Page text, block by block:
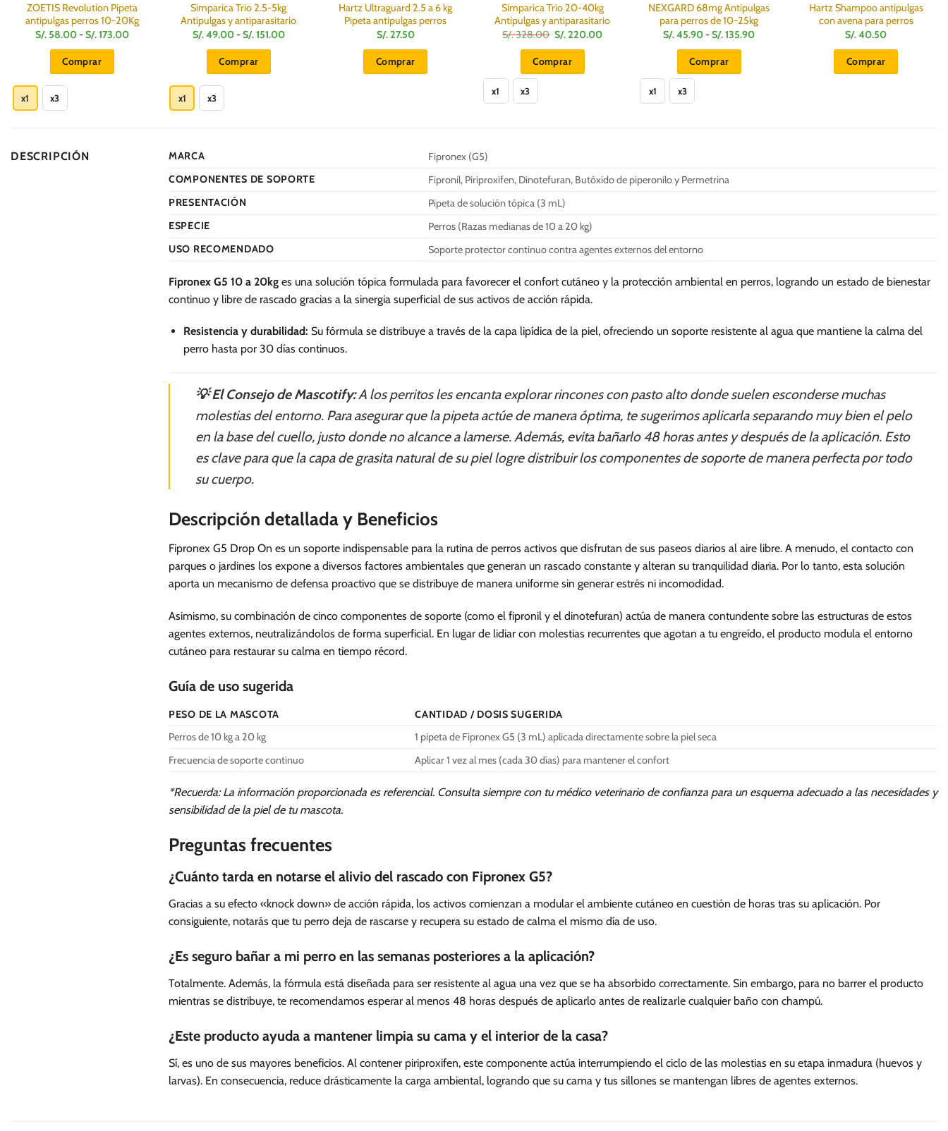
ZOETIS Revolution Pipeta
antipulgas perros 10-20Kg
S/. 58.00-S/.173.00Rango
Comprar
Las
x1 x3
Simparica Trio 2.5-5kg
Antipulgas y antiparasitario
S/.49.00-S/.151.00Rango
Comprar
opciones
en
página
producto
x1 x3
Hartz Ultraguard 2.5 a 6 kg
Pipeta antipulgas perros
S/.27.50
Comprar
Simparica Trio 20-40kg
Antipulgas y antiparasitario
S/.328.00 El
precio
original
era:
S/.
S/.220.00El
Comprar
opciones
pueden
elegir
página
producto
x1 x3
NEXGARD 68mg Antipulgas
para perros de 10-25kg
S/.45.90-S/.135.90Rango
Comprar
opciones
página
x1 x3
Hartz Shampoo antipulgas
con avena para perros
S/.40.50
Comprar
DESCRIPCIÓN MARCA
Fipronex (G5)
COMPONENTES DE SOPORTE
Fipronil, Piriproxifen, Dinotefuran, Butóxido de piperonilo y Permetrina
PRESENTACIÓN
Pipeta de solución tópica (3 mL)
ESPECIE
Perros (Razas medianas de 10 a 20 kg)
USO RECOMENDADO
Soporte protector continuo contra agentes externos del entorno
Fipronex G5 10 a 20kg es una solución tópica formulada para favorecer el confort cutáneo y la protección ambiental en perros, logrando un estado de bienestar
continuo y libre de rascado gracias a la sinergia superficial de sus activos de acción rápida.
Resistencia y durabilidad: Su fórmula se distribuye a través de la capa lipídica de la piel, ofreciendo un soporte resistente al agua que mantiene la calma del
perro hasta por 30 días continuos.
💡 El Consejo de Mascotify:A los perritos les encanta explorar rincones con pasto alto donde suelen esconderse muchas
molestias del entorno. Para asegurar que la pipeta actúe de manera óptima, te sugerimos aplicarla separando muy bien el pelo
en la base del cuello, justo donde no alcance a lamerse. Además, evita bañarlo 48 horas antes y después de la aplicación. Esto
es clave para que la capa de grasita natural de su piel logre distribuir los componentes de soporte de manera perfecta por todo
su cuerpo.
Descripción detallada y Beneficios
Fipronex G5 Drop On es un soporte indispensable para la rutina de perros activos que disfrutan de sus paseos diarios al aire libre. A menudo, el contacto con
parques o jardines los expone a diversos factores ambientales que generan un rascado constante y alteran su tranquilidad diaria. Por lo tanto, esta solución
aporta un mecanismo de defensa proactivo que se distribuye de manera uniforme sin generar estrés ni incomodidad.
Asimismo, su combinación de cinco componentes de soporte (como el fipronil y el dinotefuran) actúa de manera contundente sobre las estructuras de estos
agentes externos, neutralizándolos de forma superficial. En lugar de lidiar con molestias recurrentes que agotan a tu engreído, el producto modula el entorno
cutáneo para restaurar su calma en tiempo récord.
Guía de uso sugerida
PESO DE LA MASCOTA
CANTIDAD / DOSIS SUGERIDA
Perros de 10 kg a 20 kg
1 pipeta de Fipronex G5 (3 mL) aplicada directamente sobre la piel seca
Frecuencia de soporte continuo
Aplicar 1 vez al mes (cada 30 días) para mantener el confort
*Recuerda: La información proporcionada es referencial. Consulta siempre con tu médico veterinario de confianza para un esquema adecuado a las necesidades y
sensibilidad de la piel de tu mascota.
Preguntas frecuentes
¿Cuánto tarda en notarse el alivio del rascado con Fipronex G5?
Gracias a su efecto «knock down» de acción rápida, los activos comienzan a modular el ambiente cutáneo en cuestión de horas tras su aplicación. Por
consiguiente, notarás que tu perro deja de rascarse y recupera su estado de calma el mismo día de uso.
¿Es seguro bañar a mi perro en las semanas posteriores a la aplicación?
Totalmente. Además, la fórmula está diseñada para ser resistente al agua una vez que se ha absorbido correctamente. Sin embargo, para no barrer el producto
mientras se distribuye, te recomendamos esperar al menos 48 horas después de aplicarlo antes de realizarle cualquier baño con champú.
¿Este producto ayuda a mantener limpia su cama y el interior de la casa?
Sí, es uno de sus mayores beneficios. Al contener piriproxifen, este componente actúa interrumpiendo el ciclo de las molestias en su etapa inmadura (huevos y
larvas). En consecuencia, reduce drásticamente la carga ambiental, logrando que su cama y tus sillones se mantengan libres de agentes externos.